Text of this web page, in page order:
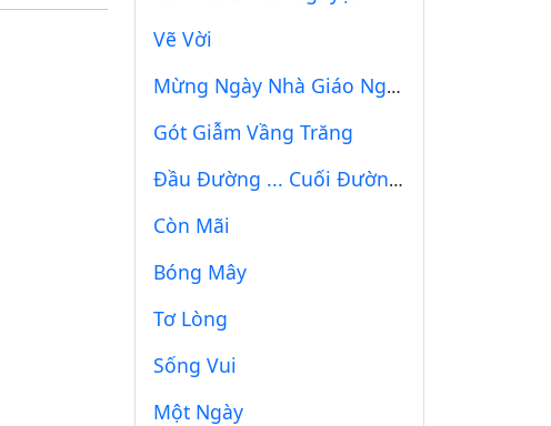
Vẽ Vời
Mừng Ngày Nhà Giáo Nghĩ Về Phận Người
Gót Giẫm Vầng Trăng
Đầu Đường ... Cuối Đường (2)
Còn Mãi
Bóng Mây
Tơ Lòng
Sống Vui
Một Ngày